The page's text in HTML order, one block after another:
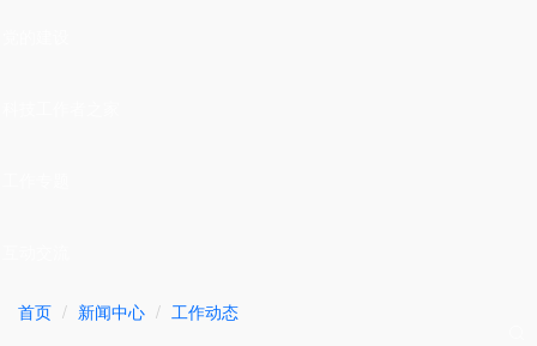
首页 新闻中心
工作动态